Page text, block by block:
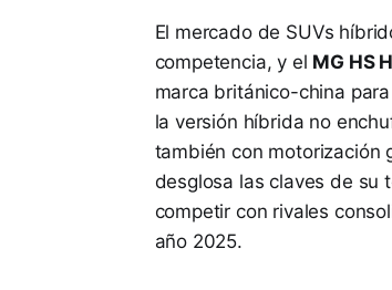
El mercado de SUVs
competencia, y el MG HS
marca británico-china
la versión híbrida no
también con motorización
desglosa las claves de su
competir con rivales
año 2025.